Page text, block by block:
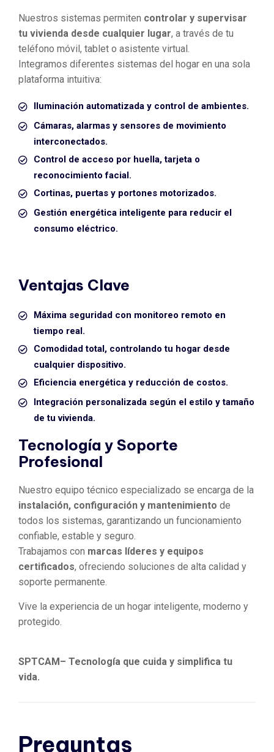
Nuestros sistemas permiten controlar y supervisar
tu vivienda desde cualquier lugar, a través de tu
teléfono móvil, tablet o asistente virtual.
Integramos diferentes sistemas del hogar en una sola
plataforma intuitiva:
Iluminación automatizada y control de ambientes.
Cámaras, alarmas y sensores de movimiento
interconectados.
Control de acceso por huella, tarjeta o
reconocimiento facial.
Cortinas, puertas y portones motorizados.
Gestión energética inteligente para reducir el
consumo eléctrico.
Ventajas Clave
Máxima seguridad con monitoreo remoto en
tiempo real.
Comodidad total, controlando tu hogar desde
cualquier dispositivo.
Eficiencia energética y reducción de costos.
Integración personalizada según el estilo y tamaño
de tu vivienda.
Tecnología y Soporte
Profesional
Nuestro equipo técnico especializado se encarga de la
instalación, configuración y mantenimiento de
todos los sistemas, garantizando un funcionamiento
confiable, estable y seguro.
Trabajamos con marcas líderes y equipos
certificados, ofreciendo soluciones de alta calidad y
soporte permanente.
Vive la experiencia de un hogar inteligente, moderno y
protegido.
SPTCAM– Tecnología que cuida y simplifica tu
vida.
Preguntas